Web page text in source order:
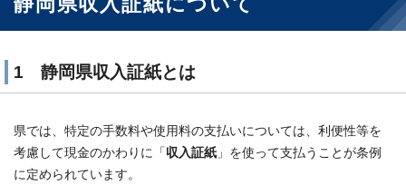
1 静岡県収入証紙とは
県では、特定の手数料や使用料の支払いについては、利便性等を
考慮して現金のかわりに「 収入証紙 」を使って支払うことが条例
に定められています。